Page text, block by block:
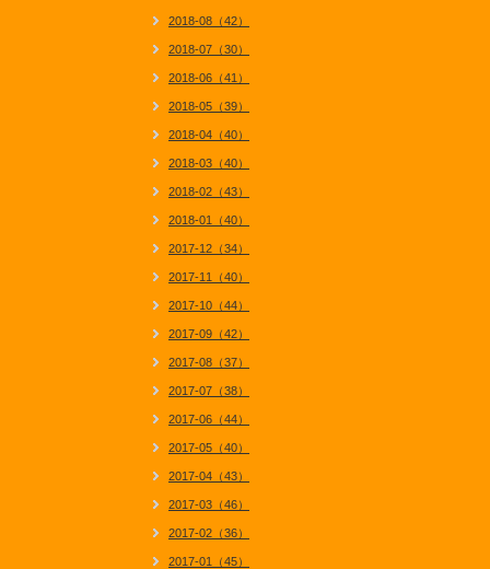
2018-08（42）
2018-07（30）
2018-06（41）
2018-05（39）
2018-04（40）
2018-03（40）
2018-02（43）
2018-01（40）
2017-12（34）
2017-11（40）
2017-10（44）
2017-09（42）
2017-08（37）
2017-07（38）
2017-06（44）
2017-05（40）
2017-04（43）
2017-03（46）
2017-02（36）
2017-01（45）